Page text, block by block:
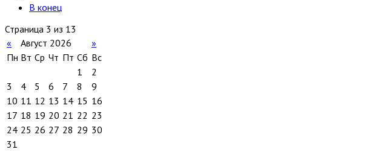
В конец
Страница 3 из 13
«
Август 2026
»
Пн Вт Ср Чт Пт Сб Вс
1
2
3
4 5 6 7 8
9
10 11 12 13 14 15 16
17 18 19 20 21 22 23
24 25 26 27 28 29 30
31